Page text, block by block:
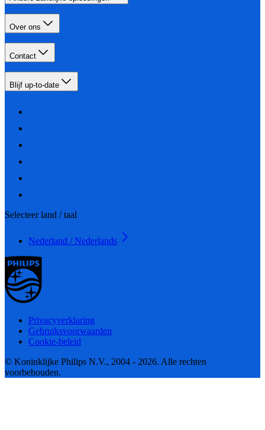
Over ons
Contact
Blijf up-to-date
Selecteer land / taal
Nederland / Nederlands
Privacyverklaring
Gebruiksvoorwaarden
Cookie-beleid
© Koninklijke Philips N.V., 2004 - 2026. Alle rechten
voorbehouden.